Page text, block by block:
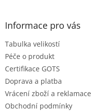
Informace pro vás
Tabulka velikostí
Péče o produkt
Certifikace GOTS
Doprava a platba
Vrácení zboží a reklamace
Obchodní podmínky